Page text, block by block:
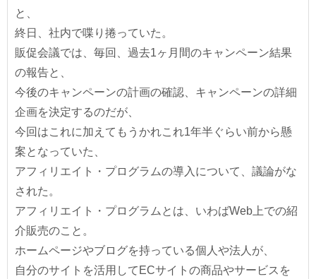
と、
終日、社内で喋り捲っていた。
販促会議では、毎回、過去1ヶ月間のキャンペーン結果
の報告と、
今後のキャンペーンの計画の確認、キャンペーンの詳細
企画を決定するのだが、
今回はこれに加えてもうかれこれ1年半ぐらい前から懸
案となっていた、
アフィリエイト・プログラムの導入について、議論がな
された。
アフィリエイト・プログラムとは、いわばWeb上での紹
介販売のこと。
ホームページやブログを持っている個人や法人が、
自分のサイトを活用してECサイトの商品やサービスを